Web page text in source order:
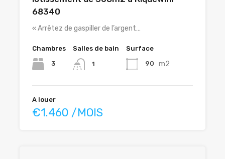
68340
« Arrêtez de gaspiller de l’argent…
Chambres
3
Salles de bain
1
Surface
90 m2
A louer
€1.460 /MOIS